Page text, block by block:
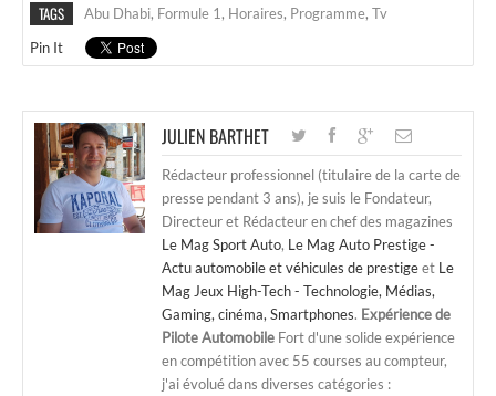
TAGS Abu Dhabi, Formule 1, Horaires, Programme, Tv
Pin It
JULIEN BARTHET
Rédacteur professionnel (titulaire de la carte de
presse pendant 3 ans), je suis le Fondateur,
Directeur et Rédacteur en chef des magazines
Le Mag Sport Auto, Le Mag Auto Prestige -
Actu automobile et véhicules de prestigeet Le
Mag Jeux High-Tech - Technologie, Médias,
Gaming, cinéma, Smartphones. Expérience de
Pilote Automobile Fort d'une solide expérience
en compétition avec 55 courses au compteur,
j'ai évolué dans diverses catégories :